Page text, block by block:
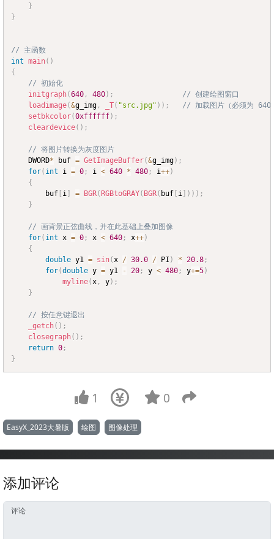
}
}
// 主函数
int main( )
{
// 初始化
initgraph(640 , 480) ;
// 创建绘图窗口
loadimage(&g_img , _T( "src.jpg" ) ) ;
// 加载图片（必须为
setbkcolor(0xffffff) ;
cleardevice( ) ;
// 将图片转换为灰度图片
	DWORD
* buf = GetImageBuffer(&g_img) ;
for( int i = 0 ; i < 640 * 480 ; i++)
{
		buf
[ i ] = BGR(RGBtoGRAY( BGR( buf [ i ] ) ) ) ;
}
// 画背景正弦曲线，并在此基础上叠加图像
for( int x = 0 ; x < 640 ; x++)
{
double y1 = sin( x / 30.0 / PI ) * 20.8 ;
for(double y = y1 - 20 ; y < 480 ; y+=5)
myline( x , y) ;
}
// 按任意键退出
_getch( ) ;
closegraph( ) ;
return 0 ;
}
1 0
EasyX_2023大暑版 绘图 图像处理
添加评论